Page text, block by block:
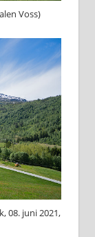
Voss)
08. juni 2021,